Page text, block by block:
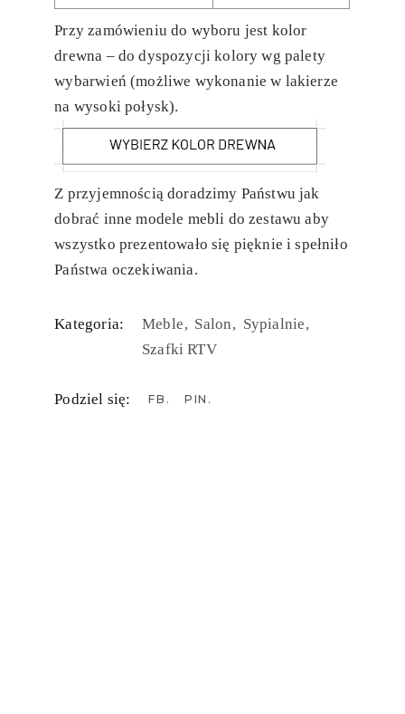
Przy zamówieniu do wyboru jest kolor
drewna – do dyspozycji kolory wg palety
wybarwień (możliwe wykonanie w lakierze
na wysoki połysk).
Z przyjemnością doradzimy Państwu jak
dobrać inne modele mebli do zestawu aby
wszystko prezentowało się pięknie i spełniło
Państwa oczekiwania.
Kategoria: Meble Salon Sypialnie
Szafki RTV
Podziel się: FB PIN